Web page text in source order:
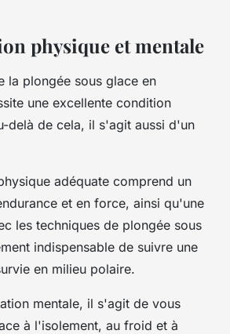
physique et mentale
la plongée sous glace en
une excellente condition
delà de cela, il s'agit aussi d'un
adéquate comprend un
et en force, ainsi qu'une
les techniques de plongée sous
indispensable de suivre une
en milieu polaire.
mentale, il s'agit de vous
à l'isolement, au froid et à